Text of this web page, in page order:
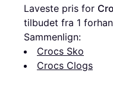
Laveste pris for
tilbudet fra 1
Sammenlign:
Crocs Sko
Crocs Clogs